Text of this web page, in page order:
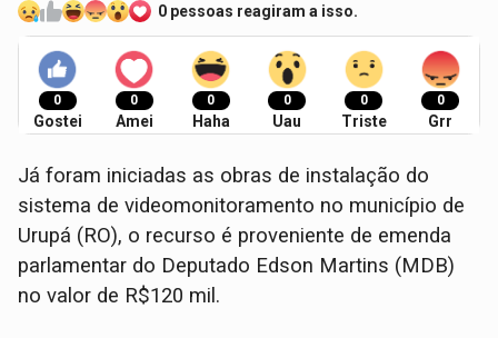
0 pessoas reagiram a isso.
0
Gostei
0
Amei
0
Haha
0
Uau
0
Triste
0
Grr
Já foram iniciadas as obras de instalação do
sistema de videomonitoramento no município de
Urupá (RO), o recurso é proveniente de emenda
parlamentar do Deputado Edson Martins (MDB)
no valor de R$120 mil.